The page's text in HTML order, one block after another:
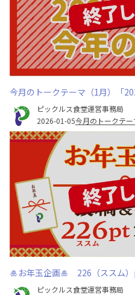
今月のトークテーマ（1月）「
ピックルス食堂運営事務局
2026-01-05今月のトークテー
🎍お年玉企画🎍 226（ススム
ピックルス食堂運営事務局